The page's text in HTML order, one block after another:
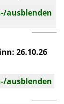
ausblenden
26.10.26
ausblenden